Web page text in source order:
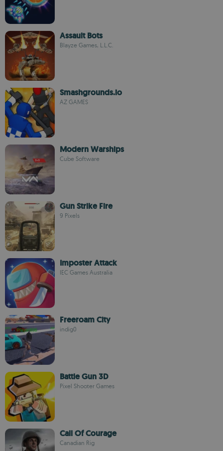
Assault Bots
Blayze Games, L.L.C.
Smashgrounds.io
AZ GAMES
Modern Warships
Cube Software
Gun Strike Fire
9 Pixels
Imposter Attack
IEC Games Australia
Freeroam City
indig0
Battle Gun 3D
Pixel Shooter Games
Call Of Courage
Canadian Rig